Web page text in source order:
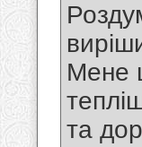
Мене
та